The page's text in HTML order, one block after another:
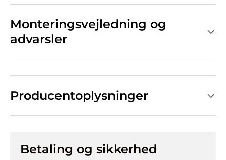
Monteringsvejledning og
advarsler
Producentoplysninger
Betaling og sikkerhed